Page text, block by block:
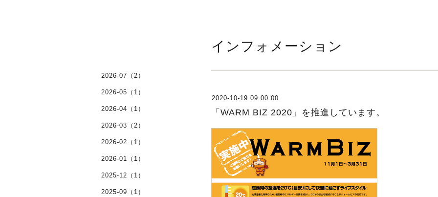
インフォメーション
2020-10-19 09:00:00
「WARM BIZ 2020」を推進しています。
2026-07（2）
2026-05（1）
2026-04（1）
2026-03（2）
2026-02（1）
2026-01（1）
2025-12（1）
2025-09（1）